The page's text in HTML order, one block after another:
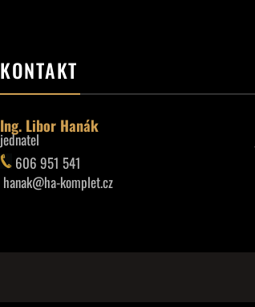
KONTAKT
Ing. Libor Hanák
jednatel
606 951 541
hanak@ha-komplet.cz